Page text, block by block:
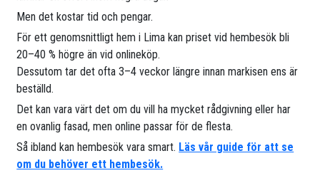
Men det kostar tid och pengar.
För ett genomsnittligt hem i Lima kan priset vid hembesök bli
20–40 % högre än vid onlineköp.
Dessutom tar det ofta 3–4 veckor längre innan markisen ens är
beställd.
Det kan vara värt det om du vill ha mycket rådgivning eller har
en ovanlig fasad, men online passar för de flesta.
Så ibland kan hembesök vara smart. Läs vår guide för att se
om du behöver ett hembesök.